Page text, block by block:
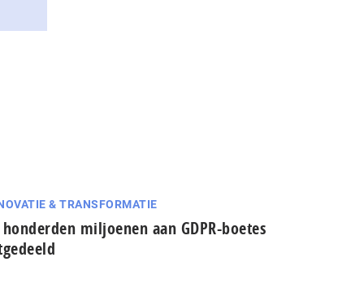
& TRANSFORMATIE
miljoenen aan GDPR-boetes